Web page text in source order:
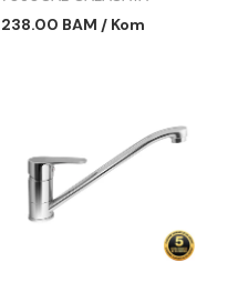
615x360
238.00 BAM / Kom